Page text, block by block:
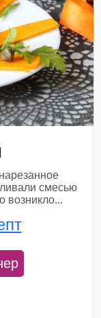
смесью
возникло...